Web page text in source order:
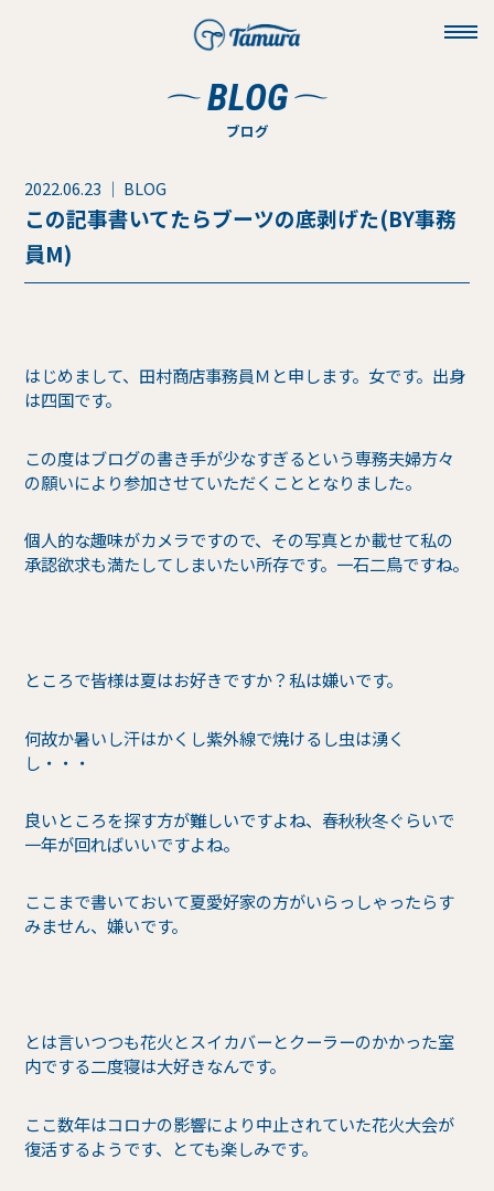
BLOG
ブログ
2022.06.23 ｜ BLOG
この記事書いてたらブーツの底剥げた(BY事務
員M)
はじめまして、田村商店事務員Ｍと申します。女です。出身
は四国です。
この度はブログの書き手が少なすぎるという専務夫婦方々
の願いにより参加させていただくこととなりました。
個人的な趣味がカメラですので、その写真とか載せて私の
承認欲求も満たしてしまいたい所存です。一石二鳥ですね。
ところで皆様は夏はお好きですか？私は嫌いです。
何故か暑いし汗はかくし紫外線で焼けるし虫は湧く
し・・・
良いところを探す方が難しいですよね、春秋秋冬ぐらいで
一年が回ればいいですよね。
ここまで書いておいて夏愛好家の方がいらっしゃったらす
みません、嫌いです。
とは言いつつも花火とスイカバーとクーラーのかかった室
内でする二度寝は大好きなんです。
ここ数年はコロナの影響により中止されていた花火大会が
復活するようです、とても楽しみです。